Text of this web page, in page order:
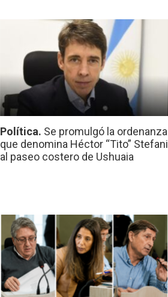
Política. Se promulgó la ordenanza
que denomina Héctor “Tito” Stefani
al paseo costero de Ushuaia